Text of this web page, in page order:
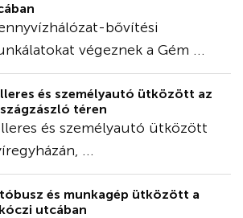
bővítési
végeznek a Gém ...
és személyautó ütközött az
téren
és személyautó ütközött
...
és munkagép ütközött a
utcában